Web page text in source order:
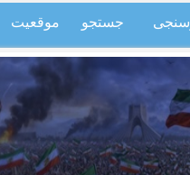
جستجو موقعیت